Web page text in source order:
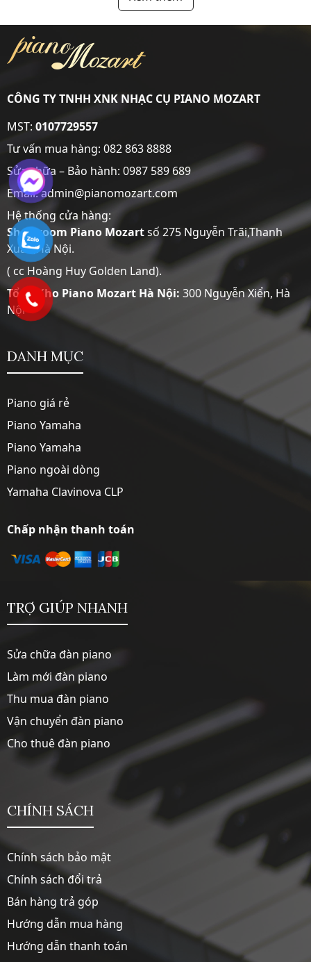
CÔNG TY TNHH XNK NHẠC CỤ PIANO MOZART
MST:0107729557
Tư vấn mua hàng: 082 863 8888
Sửa chữa – Bảo hành: 0987 589 689
Email: admin@pianomozart.com
Hệ thống cửa hàng:
Showroom Piano Mozartsố 275 Nguyễn Trãi,Thanh
Xuân,Hà Nội.
( cc Hoàng Huy Golden Land).
Tổng Kho Piano Mozart Hà Nội: 300 Nguyễn Xiển, Hà
Nội
DANH MỤC
Piano giá rẻ
Piano Yamaha
Piano Yamaha
Piano ngoài dòng
Yamaha Clavinova CLP
Chấp nhận thanh toán
TRỢ GIÚP NHANH
Sửa chữa đàn piano
Làm mới đàn piano
Thu mua đàn piano
Vận chuyển đàn piano
Cho thuê đàn piano
CHÍNH SÁCH
Chính sách bảo mật
Chính sách đổi trả
Bán hàng trả góp
Hướng dẫn mua hàng
Hướng dẫn thanh toán